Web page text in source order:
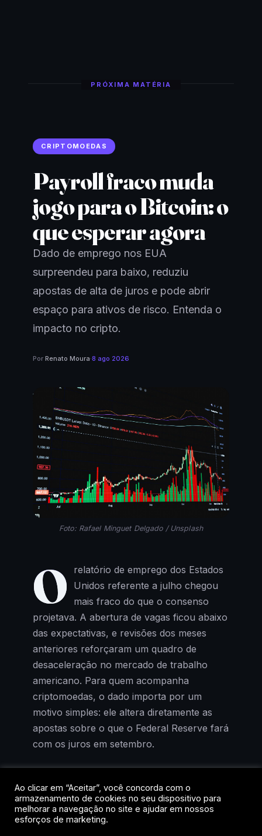
PRÓXIMA MATÉRIA
CRIPTOMOEDAS
Payroll fraco muda
jogo para o Bitcoin: o
que esperar agora
Dado de emprego nos EUA
surpreendeu para baixo, reduziu
apostas de alta de juros e pode abrir
espaço para ativos de risco. Entenda o
impacto no cripto.
Por Renato Moura·8 ago 2026
Foto: Rafael Minguet Delgado / Unsplash
O
relatório de emprego dos Estados
Unidos referente a julho chegou
mais fraco do que o consenso
projetava. A abertura de vagas ficou abaixo
das expectativas, e revisões dos meses
anteriores reforçaram um quadro de
desaceleração no mercado de trabalho
americano. Para quem acompanha
criptomoedas, o dado importa por um
motivo simples: ele altera diretamente as
apostas sobre o que o Federal Reserve fará
com os juros em setembro.
mil após a divulgação, praticamente estável
em 24 horas, mas com alta acumulada de
3,1% na semana. A reação contida
Ao clicar em “Aceitar”, você concorda com o
armazenamento de cookies no seu dispositivo para
melhorar a navegação no site e ajudar em nossos
esforços de marketing.